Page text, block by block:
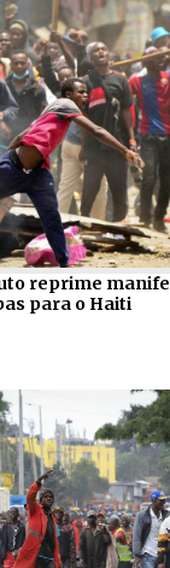
reprime
para o Haiti